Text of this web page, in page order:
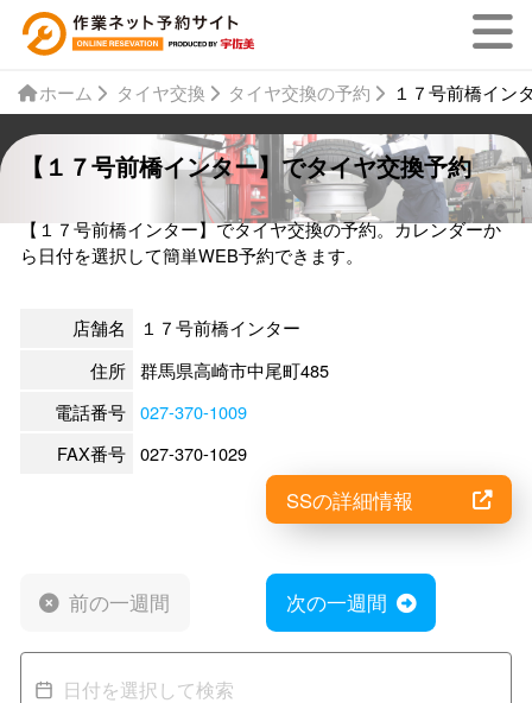
ホーム タイヤ交換 タイヤ交換の予約 １７号前橋イン
【１７号前橋インター】でタイヤ交換予約
【１７号前橋インター】でタイヤ交換の予約。カレンダーか
ら日付を選択して簡単WEB予約できます。
店舗名
１７号前橋インター
住所 群馬県高崎市中尾町485
電話番号 027-370-1009
FAX番号 027-370-1029
SSの詳細情報
前の一週間 次の一週間